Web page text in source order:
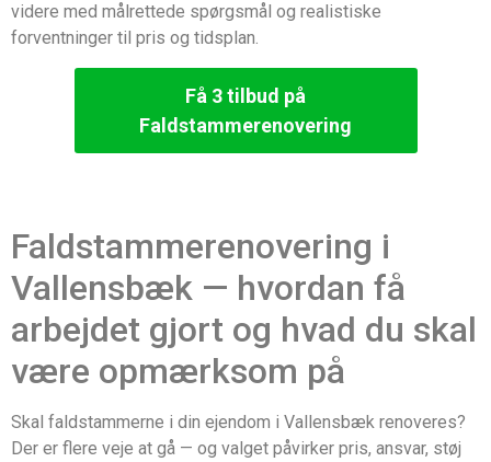
videre med målrettede spørgsmål og realistiske
forventninger til pris og tidsplan.
Få 3 tilbud på
Faldstammerenovering
Faldstammerenovering i
Vallensbæk — hvordan få
arbejdet gjort og hvad du skal
være opmærksom på
Skal faldstammerne i din ejendom i Vallensbæk renoveres?
Der er flere veje at gå — og valget påvirker pris, ansvar, støj